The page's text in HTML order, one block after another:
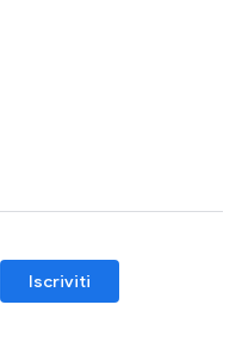
Iscriviti